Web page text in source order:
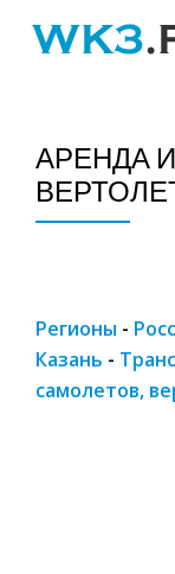
АРЕНДА
Регионы -
Казань -
самолетов,